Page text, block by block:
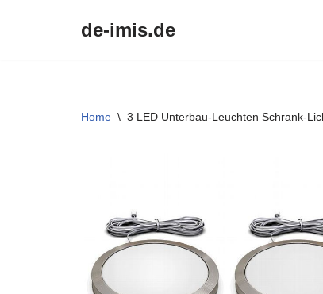
de-imis.de
Home \ 3 LED Unterbau-Leuchten Schrank-